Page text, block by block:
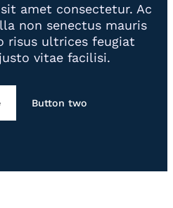
amet consectetur. Ac
non senectus mauris
risus ultrices feugiat
vitae facilisi.
Button two